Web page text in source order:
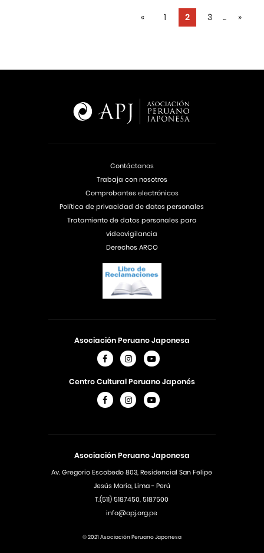
« 1 2 3 ... »
Asociación Peruano Japonesa
Av. Gregorio Escobedo 803, Residencial San Felipe
Jesús Maria, Lima - Perú
T.(511) 5187450, 5187500
info@apj.org.pe
Asociación Peruano Japonesa
Centro Cultural Peruano Japonés
Contáctanos
Trabaja con nosotros
Comprobantes electrónicos
Política de privacidad de datos personales
Tratamiento de datos personales para
videovigilancia
Derechos ARCO
© 2021 Asociación Peruano Japonesa